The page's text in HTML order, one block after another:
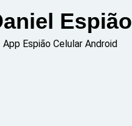
Espião
App Espião Celular Android